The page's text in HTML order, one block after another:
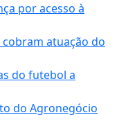
por acesso à
atuação do
do futebol a
do Agronegócio